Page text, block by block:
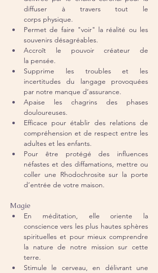
diffuser à travers tout le
corps physique.
Permet de faire "voir" la réalité ou les
souvenirs désagréables.
Accroît le pouvoir créateur de
la pensée.
Supprime les troubles et les
incertitudes du langage provoquées
par notre manque d’assurance.
Apaise les chagrins des phases
douloureuses.
Efficace pour établir des relations de
compréhension et de respect entre les
adultes et les enfants.
Pour être protégé des influences
néfastes et des diffamations, mettre ou
coller une Rhodochrosite sur la porte
d’entrée de votre maison.
Magie
En méditation, elle oriente la
conscience vers les plus hautes sphères
spirituelles et pour mieux comprendre
la nature de notre mission sur cette
terre.
Stimule le cerveau, en délivrant une